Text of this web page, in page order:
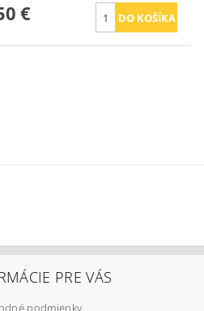
€
PRE VÁS
podmienky